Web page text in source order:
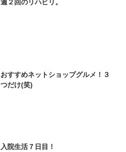
週２回のリハビリ。
おすすめネットショップグルメ！３
つだけ(笑)
入院生活７日目！